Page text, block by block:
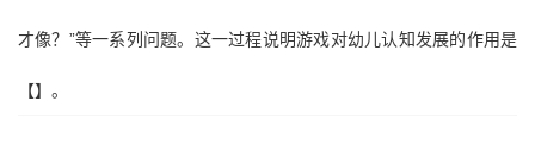
才像？”等一系列问题。这一过程说明游戏对幼儿认知发展的作用是
【】。